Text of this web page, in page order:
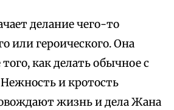
делание чего-то
или героического. Она
как делать обычное с
Нежность и кротость
жизнь и дела Жана